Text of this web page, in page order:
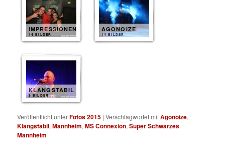
IMPRESSIONEN
14 BILDER
AGONOIZE
14 BILDER
KLANGSTABIL
8 BILDER
Veröffentlicht unterFotos 2015 |Verschlagwortet mitAgonoize,
Klangstabil,Mannheim,MS Connexion,Super Schwarzes
Mannheim